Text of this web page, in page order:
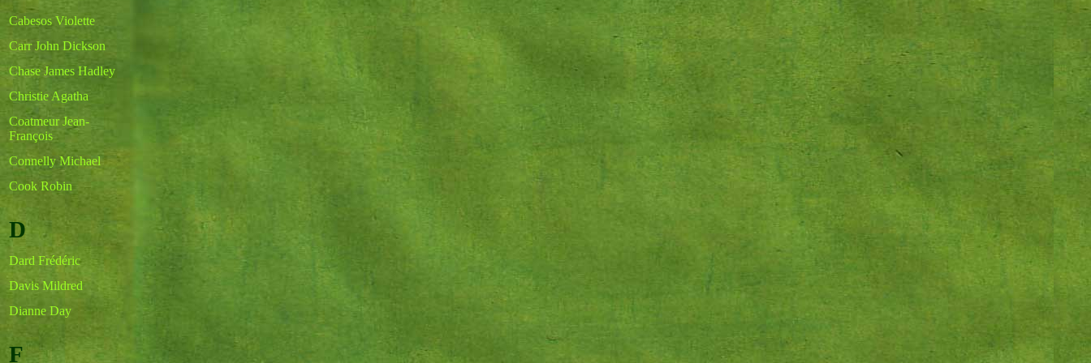
Cabesos Violette
Carr John Dickson
Chase James Hadley
Christie Agatha
Coatmeur Jean-
François
Connelly Michael
Cook Robin
D
Dard Frédéric
Davis Mildred
Dianne Day
F